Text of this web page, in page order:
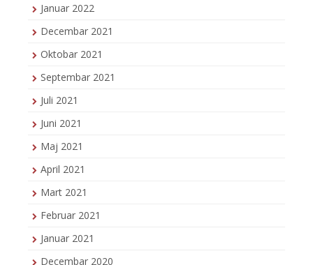
Januar 2022
Decembar 2021
Oktobar 2021
Septembar 2021
Juli 2021
Juni 2021
Maj 2021
April 2021
Mart 2021
Februar 2021
Januar 2021
Decembar 2020